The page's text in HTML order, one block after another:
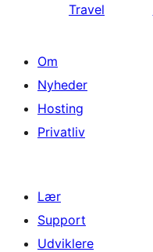
Travel
Om
Nyheder
Hosting
Privatliv
Lær
Support
Udviklere